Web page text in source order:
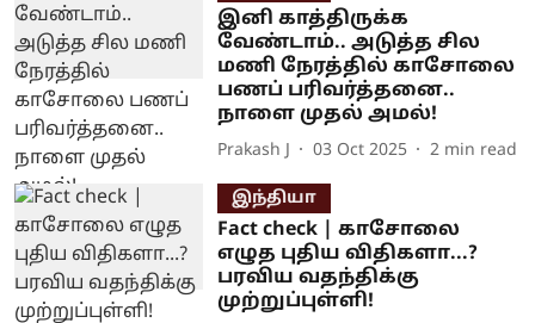
இனி காத்திருக்க
வேண்டாம்.. அடுத்த சில
மணி நேரத்தில் காசோலை
பணப் பரிவர்த்தனை..
நாளை முதல் அமல்!
Prakash J 03 Oct 2025 2 min read
இந்தியா
Fact check | காசோலை
எழுத புதிய விதிகளா...?
பரவிய வதந்திக்கு
முற்றுப்புள்ளி!